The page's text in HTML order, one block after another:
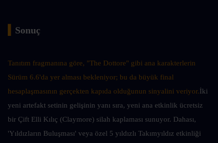
Sonuç
Tanıtım fragmanına göre, "The Dottore" gibi ana karakterlerin
Sürüm 6.6'da yer alması bekleniyor; bu da büyük final
hesaplaşmasının gerçekten kapıda olduğunun sinyalini veriyor.İki
yeni artefakt setinin gelişinin yanı sıra, yeni ana etkinlik ücretsiz
bir Çift Elli Kılıç (Claymore) silah kaplaması sunuyor. Dahası,
'Yıldızların Buluşması' veya özel 5 yıldızlı Takımyıldız etkinliği